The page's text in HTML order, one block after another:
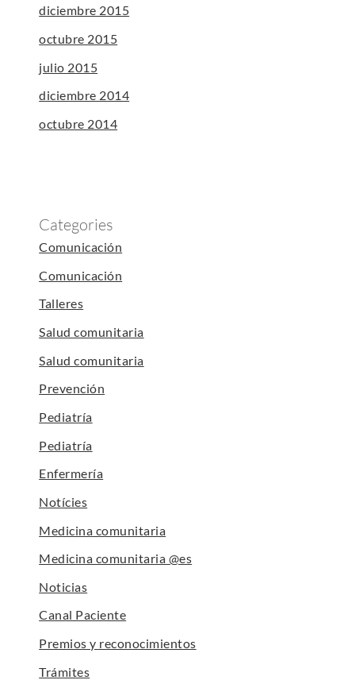
diciembre 2015
octubre 2015
julio 2015
diciembre 2014
octubre 2014
Categories
Comunicación
Comunicación
Talleres
Salud comunitaria
Salud comunitaria
Prevención
Pediatría
Pediatría
Enfermería
Notícies
Medicina comunitaria
Medicina comunitaria @es
Noticias
Canal Paciente
Premios y reconocimientos
Trámites